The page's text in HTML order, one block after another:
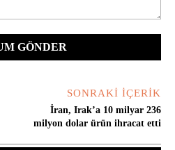
SONRAKI İÇERIK
İran, Irak’a 10 milyar 236
milyon dolar ürün ihracat etti